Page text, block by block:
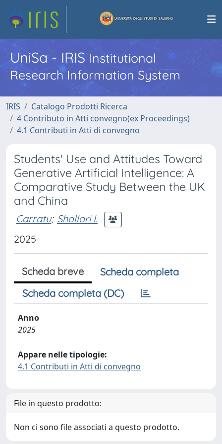
UniSa - IRISInstitutional
Research Information System
IRIS
Catalogo Prodotti Ricerca
4 Contributo in Atti convegno(ex Proceedings)
4.1 Contributi in Atti di convegno
Students' Use and Attitudes Toward
Generative Artificial Intelligence: A
Comparative Study Between the UK
and China
Carratu; Shallari I.
2025
Scheda breve
Scheda completa
Scheda completa (DC)
Anno
2025
Appare nelle tipologie:
4.1 Contributi in Atti di convegno
File in questo prodotto:
Non ci sono file associati a questo prodotto.